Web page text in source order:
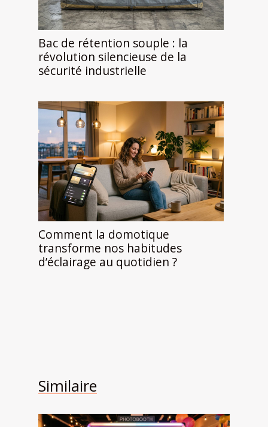
Bac de rétention souple : la
révolution silencieuse de la
sécurité industrielle
Comment la domotique
transforme nos habitudes
d’éclairage au quotidien ?
Similaire